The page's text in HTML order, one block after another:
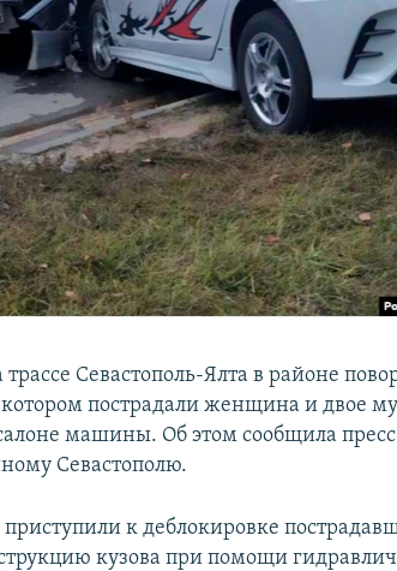
Севастополь-Ялта в районе
пострадали женщина и двое
машины. Об этом сообщила
Севастополю.
к деблокировке
кузова при помощи